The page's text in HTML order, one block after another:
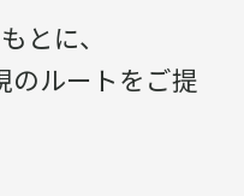
とに、
のルートをご提